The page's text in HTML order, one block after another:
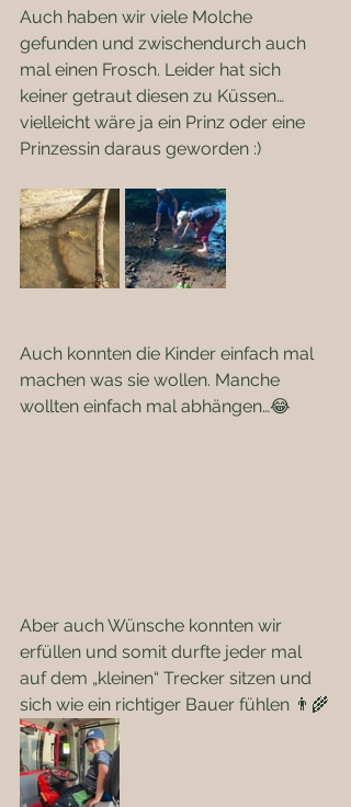
Auch haben wir viele Molche
gefunden und zwischendurch auch
mal einen Frosch. Leider hat sich
keiner getraut diesen zu Küssen…
vielleicht wäre ja ein Prinz oder eine
Prinzessin daraus geworden :)
Auch konnten die Kinder einfach mal
machen was sie wollen. Manche
wollten einfach mal abhängen…😂
Aber auch Wünsche konnten wir
erfüllen und somit durfte jeder mal
auf dem „kleinen“ Trecker sitzen und
sich wie ein richtiger Bauer fühlen 👨‍🌾